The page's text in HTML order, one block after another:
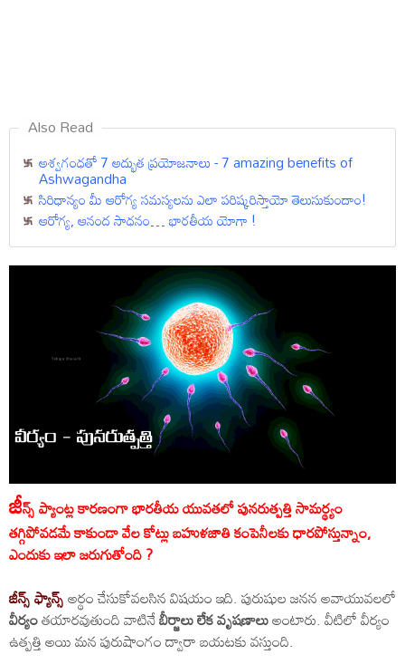
Also Read
అశ్వ‌గంధ‌తో 7 అద్భుత‌ ప్ర‌యోజ‌నాలు - 7 amazing benefits of
Ashwagandha
సిరిధాన్యం మీ ఆరోగ్య సమస్యలను ఎలా పరిష్కరిస్తాయో తెలుసుకుందాం!
ఆరోగ్య, ఆనంద సాధనం… భారతీయ యోగా !
జీన్స్ ప్యాంట్ల కారణంగా భారతీయ యువతలో పునరుత్పత్తి సామర్థ్యం
తగ్గిపోవడమే కాకుండా వేల కోట్లు బహుళజాతి కంపెనీలకు ధారపోస్తున్నాం,
ఎందుకు ఇలా జరుగుతోంది ?
జీన్స్ ఫ్యాన్స్అర్థం చేసుకోవలసిన విషయం ఇది. పురుషుల జనన అవాయువలలో
వీర్యంతయారవుతుంది వాటినేబీర్జాలు లేక వృషణాలుఅంటారు. వీటిలో వీర్యం
ఉత్పత్తి అయి మన పురుషాంగం ద్వారా బయటకు వస్తుంది.